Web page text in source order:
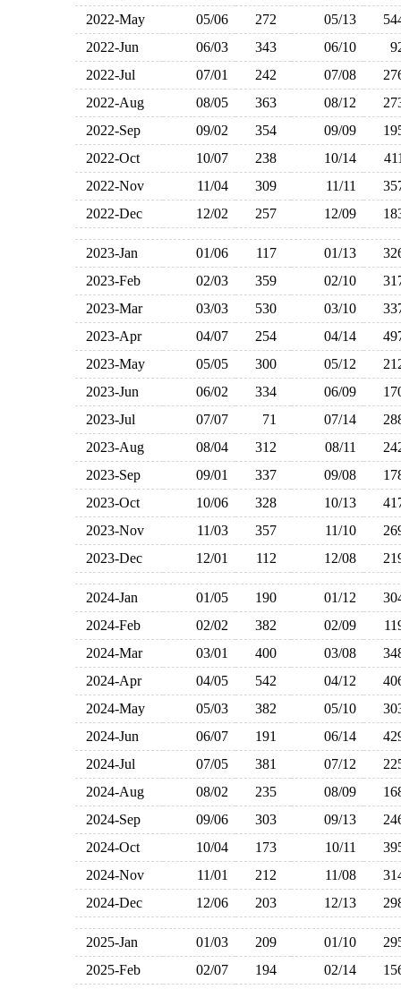
2022-May
05/06 272 05/13
2022-Jun
06/03 343 06/10
2022-Jul
07/01 242 07/08
2022-Aug
08/05 363 08/12
2022-Sep
09/02 354 09/09
2022-Oct
10/07 238 10/14
2022-Nov
11/04 309 11/11
2022-Dec
12/02 257 12/09
2023-Jan 01/06 117 01/13
2023-Feb
02/03 359 02/10
2023-Mar
03/03 530 03/10
2023-Apr
04/07 254 04/14
2023-May
05/05 300 05/12
2023-Jun
06/02 334 06/09
2023-Jul
07/07 71 07/14
2023-Aug
08/04 312 08/11
2023-Sep
09/01 337 09/08
2023-Oct
10/06 328 10/13
2023-Nov
11/03 357 11/10
2023-Dec
12/01 112 12/08
2024-Jan 01/05 190 01/12
2024-Feb
02/02 382 02/09
2024-Mar
03/01 400 03/08
2024-Apr
04/05 542 04/12
2024-May
05/03 382 05/10
2024-Jun
06/07 191 06/14
2024-Jul
07/05 381 07/12
2024-Aug
08/02 235 08/09
2024-Sep
09/06 303 09/13
2024-Oct
10/04 173 10/11
2024-Nov
11/01 212 11/08
2024-Dec
12/06 203 12/13
2025-Jan 01/03 209 01/10
2025-Feb
02/07 194 02/14